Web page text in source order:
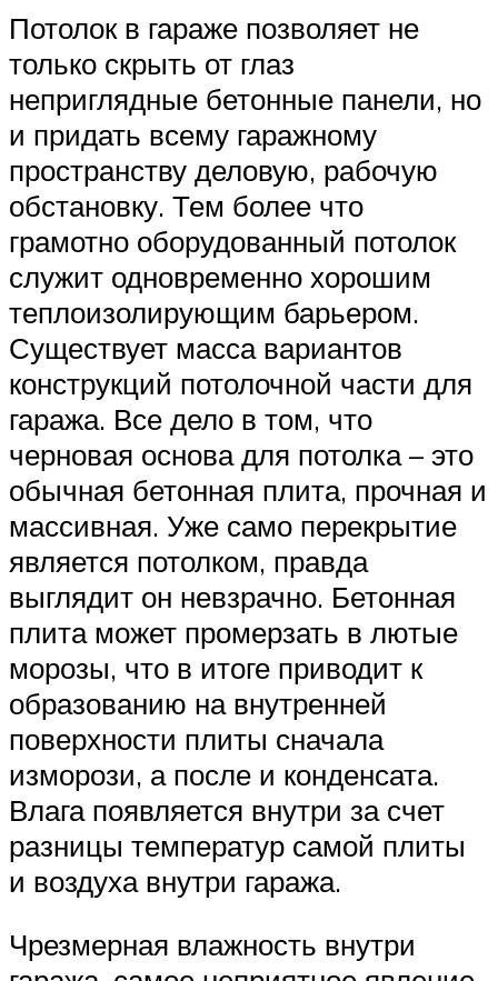
Потолок в гараже позволяет не
только скрыть от глаз
неприглядные бетонные панели, но
и придать всему гаражному
пространству деловую, рабочую
обстановку. Тем более что
грамотно оборудованный потолок
служит одновременно хорошим
теплоизолирующим барьером.
Существует масса вариантов
конструкций потолочной части для
гаража. Все дело в том, что
черновая основа для потолка – это
обычная бетонная плита, прочная и
массивная. Уже само перекрытие
является потолком, правда
выглядит он невзрачно. Бетонная
плита может промерзать в лютые
морозы, что в итоге приводит к
образованию на внутренней
поверхности плиты сначала
изморози, а после и конденсата.
Влага появляется внутри за счет
разницы температур самой плиты
и воздуха внутри гаража.
Чрезмерная влажность внутри